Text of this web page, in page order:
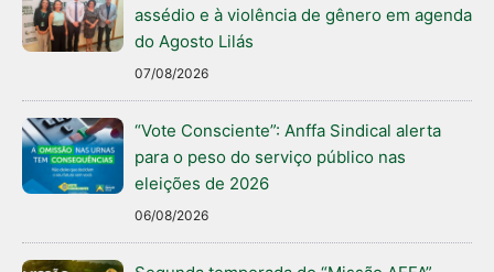
assédio e à violência de gênero em agenda
do Agosto Lilás
07/08/2026
“Vote Consciente”: Anffa Sindical alerta
para o peso do serviço público nas
eleições de 2026
06/08/2026